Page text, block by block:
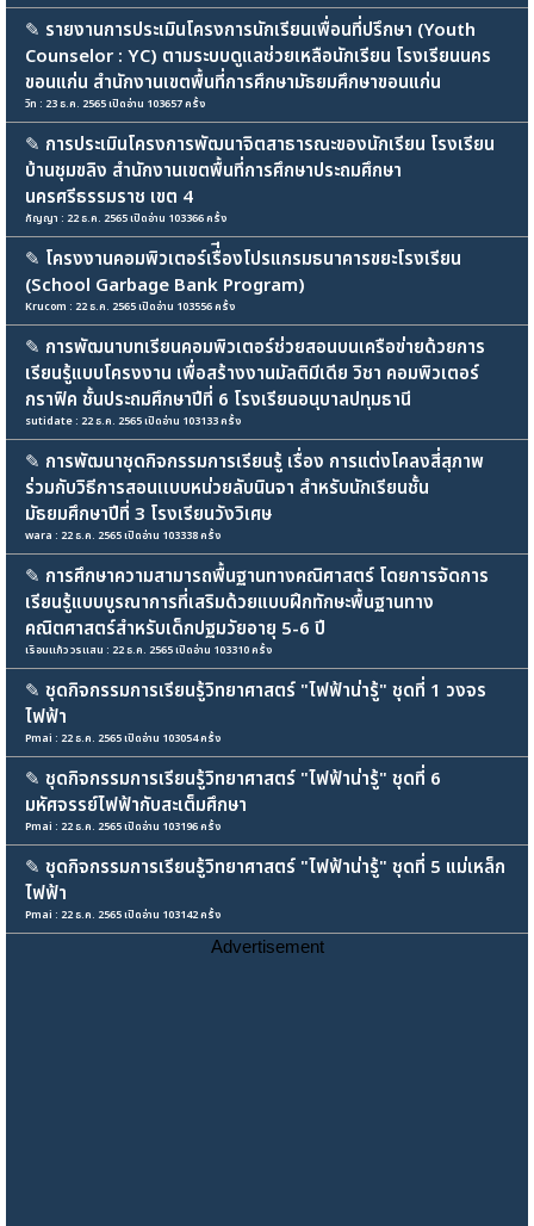
✎ รายงานการประเมินโครงการนักเรียนเพื่อนที่ปรึกษา (Youth
Counselor : YC) ตามระบบดูแลช่วยเหลือนักเรียน โรงเรียนนคร
ขอนแก่น สำนักงานเขตพื้นที่การศึกษามัธยมศึกษาขอนแก่น
วิท : 23 ธ.ค. 2565 เปิดอ่าน 103657 ครั้ง
✎ การประเมินโครงการพัฒนาจิตสาธารณะของนักเรียน โรงเรียน
บ้านชุมขลิง สำนักงานเขตพื้นที่การศึกษาประถมศึกษา
นครศรีธรรมราช เขต 4
กัญญา : 22 ธ.ค. 2565 เปิดอ่าน 103366 ครั้ง
✎ โครงงานคอมพิวเตอร์เรื่ีองโปรแกรมธนาคารขยะโรงเรียน
(School Garbage Bank Program)
Krucom : 22 ธ.ค. 2565 เปิดอ่าน 103556 ครั้ง
✎ การพัฒนาบทเรียนคอมพิวเตอร์ช่วยสอนบนเครือข่ายด้วยการ
เรียนรู้แบบโครงงาน เพื่อสร้างงานมัลติมีเดีย วิชา คอมพิวเตอร์
กราฟิค ชั้นประถมศึกษาปีที่ 6 โรงเรียนอนุบาลปทุมธานี
sutidate : 22 ธ.ค. 2565 เปิดอ่าน 103133 ครั้ง
✎ การพัฒนาชุดกิจกรรมการเรียนรู้ เรื่อง การแต่งโคลงสี่สุภาพ
ร่วมกับวิธีการสอนเเบบหน่วยลับนินจา สำหรับนักเรียนชั้น
มัธยมศึกษาปีที่ 3 โรงเรียนวังวิเศษ
wara : 22 ธ.ค. 2565 เปิดอ่าน 103338 ครั้ง
✎ การศึกษาความสามารถพื้นฐานทางคณิศาสตร์ โดยการจัดการ
เรียนรู้แบบบูรณาการที่เสริมด้วยแบบฝึกทักษะพื้นฐานทาง
คณิตศาสตร์สำหรับเด็กปฐมวัยอายุ 5-6 ปี
เริอนแก้ว วรแสน : 22 ธ.ค. 2565 เปิดอ่าน 103310 ครั้ง
✎ ชุดกิจกรรมการเรียนรู้วิทยาศาสตร์ "ไฟฟ้าน่ารู้" ชุดที่ 1 วงจร
ไฟฟ้า
Pmai : 22 ธ.ค. 2565 เปิดอ่าน 103054 ครั้ง
✎ ชุดกิจกรรมการเรียนรู้วิทยาศาสตร์ "ไฟฟ้าน่ารู้" ชุดที่ 6
มหัศจรรย์ไฟฟ้ากับสะเต็มศึกษา
Pmai : 22 ธ.ค. 2565 เปิดอ่าน 103196 ครั้ง
✎ ชุดกิจกรรมการเรียนรู้วิทยาศาสตร์ "ไฟฟ้าน่ารู้" ชุดที่ 5 แม่เหล็ก
ไฟฟ้า
Pmai : 22 ธ.ค. 2565 เปิดอ่าน 103142 ครั้ง
Advertisement